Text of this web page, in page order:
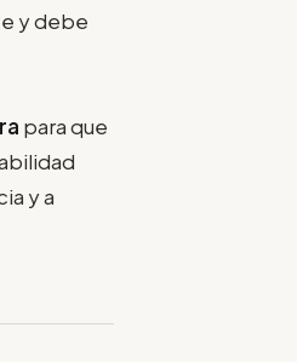
y debe
para que
y a